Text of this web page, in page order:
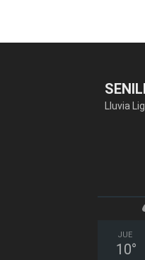
Lluvia
JUE
10°